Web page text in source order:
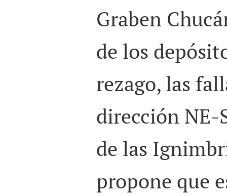
Graben
de los
rezago, las
dirección
de las
propone que